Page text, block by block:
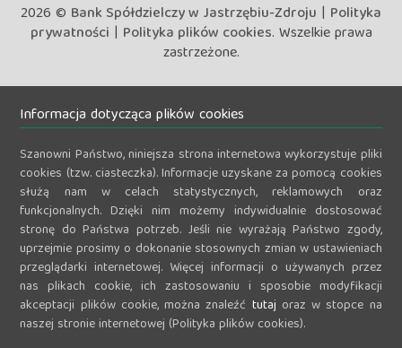
2026 © Bank Spółdzielczy w Jastrzębiu-Zdroju | Polityka
prywatności | Polityka plików cookies. Wszelkie prawa
zastrzeżone.
Informacja dotycząca plików cookies
Szanowni Państwo, niniejsza strona internetowa wykorzystuje pliki
cookies (tzw. ciasteczka). Informacje uzyskane za pomocą cookies
służą nam w celach statystycznych, reklamowych oraz
funkcjonalnych. Dzięki nim możemy indywidualnie dostosować
stronę do Państwa potrzeb. Jeśli nie wyrażają Państwo zgody,
uprzejmie prosimy o dokonanie stosownych zmian w ustawieniach
przeglądarki internetowej. Więcej informacji o używanych przez
nas plikach cookie, ich zastosowaniu i sposobie modyfikacji
akceptacji plików cookie, można znaleźć tutaj oraz w stopce na
naszej stronie internetowej (Polityka plików cookies).